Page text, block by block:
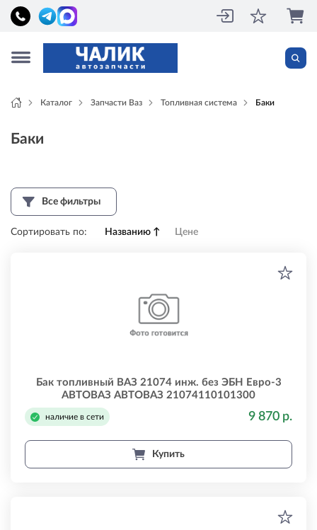
Каталог Запчасти Ваз Топливная система Баки
Баки
Все фильтры
Сортировать по: Названию ↑ Цене
Бак топливный ВАЗ 21074 инж. без ЭБН Евро-3
АВТОВАЗ АВТОВАЗ 21074110101300
наличие в сети 9 870 р.
Купить